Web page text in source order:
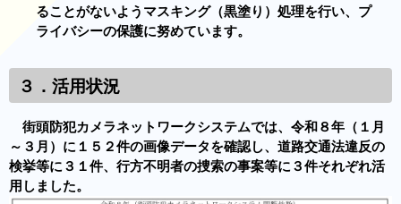
ることがないようマスキング（黒塗り）処理を行い、プ
ライバシーの保護に努めています。
３．活用状況
街頭防犯カメラネットワークシステムでは、令和８年（１月
～３月）に１５２件の画像データを確認し、道路交通法違反の
検挙等に３１件、行方不明者の捜索の事案等に３件それぞれ活
用しました。